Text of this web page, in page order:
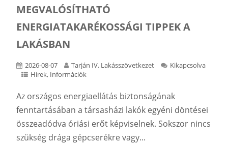
MEGVALÓSÍTHATÓ
ENERGIATAKARÉKOSSÁGI TIPPEK A
LAKÁSBAN
2026-08-07 Tarján IV. Lakásszövetkezet
Kikapcsolva
Hírek, Információk
Az országos energiaellátás biztonságának
fenntartásában a társasházi lakók egyéni döntései
összeadódva óriási erőt képviselnek. Sokszor nincs
szükség drága gépcserékre vagy...